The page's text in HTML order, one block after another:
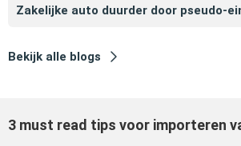
Zakelijke auto duurder door pseudo‑eindheffing
Bekijk alle blogs
3 must read tips voor importeren